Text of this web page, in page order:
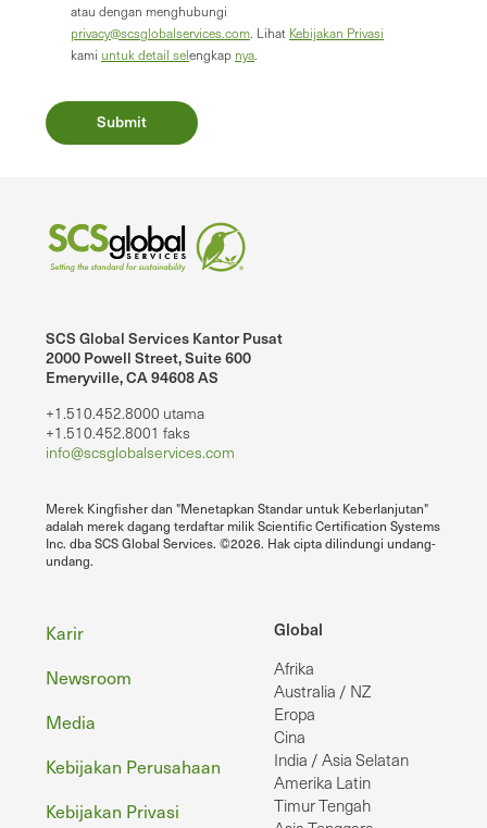
atau dengan menghubungi
privacy@scsglobalservices.com . Lihat Kebijakan Privasi
kami untuk detail selengkap nya
SCS Global Services Kantor Pusat
2000 Powell Street, Suite 600
Emeryville, CA 94608 AS
+1.510.452.8000 utama
+1.510.452.8001 faks
info@scsglobalservices.com
Merek Kingfisher dan "Menetapkan Standar untuk Keberlanjutan"
adalah merek dagang terdaftar milik Scientific Certification Systems
Inc. dba SCS Global Services. ©2026. Hak cipta dilindungi undang-
undang.
Global
Afrika
Australia / NZ
Eropa
Cina
India / Asia Selatan
Amerika Latin
Timur Tengah
Footer
Karir
Newsroom
Media
Kebijakan Perusahaan
Kebijakan Privasi